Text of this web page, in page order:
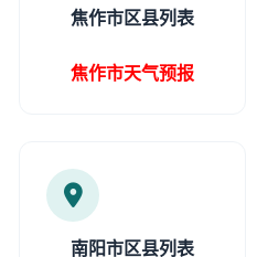
焦作市区县列表
焦作市天气预报
南阳市区县列表